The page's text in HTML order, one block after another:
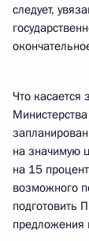
следует,
Что касается
на значимую
на 15
возможного
подготовить
предложения